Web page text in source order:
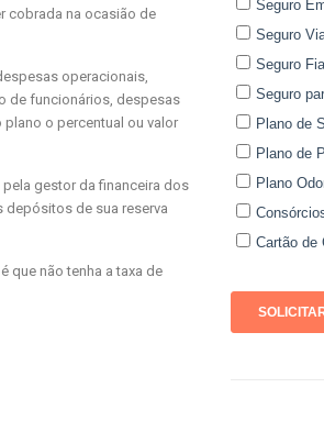
cobrada na ocasião de
operacionais,
de funcionários, despesas
o percentual ou valor
gestor da financeira dos
depósitos de sua reserva
que não tenha a taxa de